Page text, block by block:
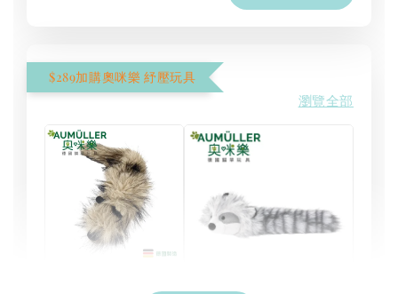
$289加購奧咪樂 紓壓玩具
瀏覽全部